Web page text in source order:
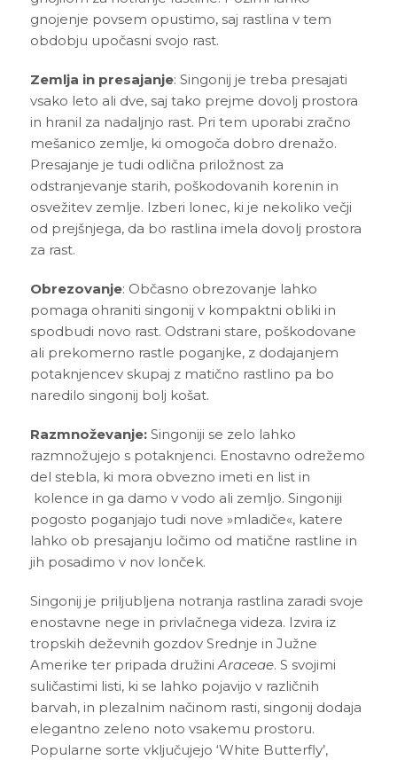
gnojenje povsem opustimo, saj rastlina v tem
obdobju upočasni svojo rast.
Zemlja in presajanje: Singonij je treba presajati
vsako leto ali dve, saj tako prejme dovolj prostora
in hranil za nadaljnjo rast. Pri tem uporabi zračno
mešanico zemlje, ki omogoča dobro drenažo.
Presajanje je tudi odlična priložnost za
odstranjevanje starih, poškodovanih korenin in
osvežitev zemlje. Izberi lonec, ki je nekoliko večji
od prejšnjega, da bo rastlina imela dovolj prostora
za rast.
Obrezovanje: Občasno obrezovanje lahko
pomaga ohraniti singonij v kompaktni obliki in
spodbudi novo rast. Odstrani stare, poškodovane
ali prekomerno rastle poganjke, z dodajanjem
potaknjencev skupaj z matično rastlino pa bo
naredilo singonij bolj košat.
Razmnoževanje: Singoniji se zelo lahko
razmnožujejo s potaknjenci. Enostavno odrežemo
del stebla, ki mora obvezno imeti en list in
kolence in ga damo v vodo ali zemljo. Singoniji
pogosto poganjajo tudi nove »mladiče«, katere
lahko ob presajanju ločimo od matične rastline in
jih posadimo v nov lonček.
Singonij je priljubljena notranja rastlina zaradi svoje
enostavne nege in privlačnega videza. Izvira iz
tropskih deževnih gozdov Srednje in Južne
Amerike ter pripada družiniAraceae. S svojimi
suličastimi listi, ki se lahko pojavijo v različnih
barvah, in plezalnim načinom rasti, singonij dodaja
elegantno zeleno noto vsakemu prostoru.
Popularne sorte vključujejo ‘White Butterfly’,